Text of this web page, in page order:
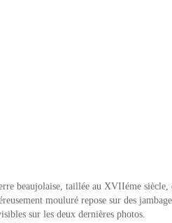
beaujolaise, taillée au XVIIéme
mouluré repose sur des
sur les deux dernières photos.